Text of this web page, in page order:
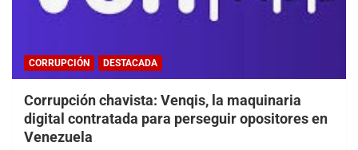
CORRUPCIÓN DESTACADA
Corrupción chavista: Venqis, la maquinaria
digital contratada para perseguir opositores en
Venezuela